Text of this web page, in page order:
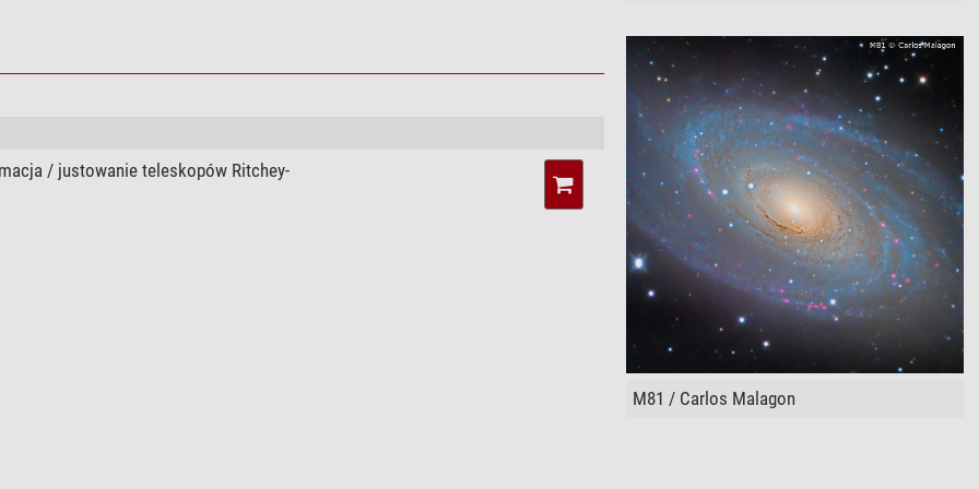
85
/ justowanie teleskopów Ritchey-
M81 / Carlos Malagon